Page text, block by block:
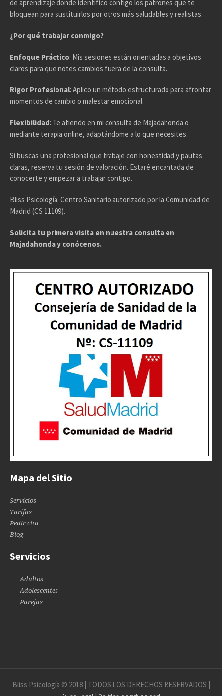
de aprendizaje donde identifico contigo los patrones que te
bloquean para sustituirlos por otros más saludables y realistas.
¿Por qué trabajar conmigo?
Enfoque Práctico: Mis sesiones están orientadas a objetivos
claros para que notes cambios fuera de la consulta.
Rigor Profesional: Aplico un método estructurado para afrontar
momentos de cambio o malestar emocional.
Flexibilidad: Te atiendo en mi consulta de Majadahonda o
mediante terapia online, adaptándome a lo que necesites.
Si buscas una profesional que trabaje con honestidad y pautas
claras, reserva tu sesión de valoración. Estaré encantada de
conocerte y empezar a trabajar contigo.
Bliss Psicología: Centro Sanitario autorizado por la Comunidad de
Madrid (CS 11109).
Solicita tu primera visita en nuestra consulta en
Majadahonda y conócenos.
Mapa del Sitio
Servicios
Tarifas
Pedir cita
Blog
Servicios
Adultos
Adolescentes
Parejas
Bliss Psicología © 2018 | TODOS LOS DERECHOS RESERVADOS |